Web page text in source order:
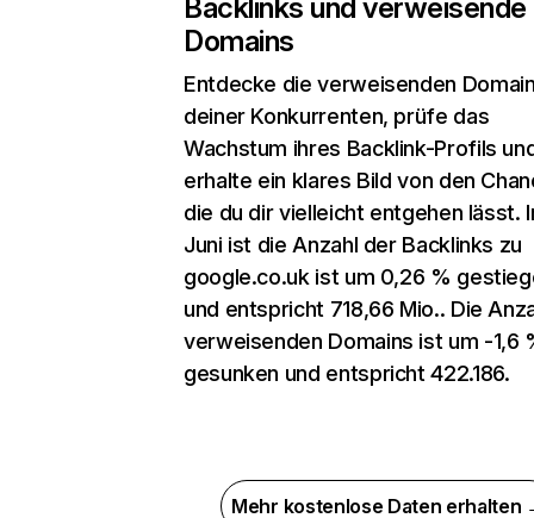
Backlinks und verweisende
Domains
Entdecke die verweisenden
deiner Konkurrenten, prüfe das
Wachstum ihres Backlink-Profils
erhalte ein klares Bild von den
die du dir vielleicht entgehen lässt.
Juni ist die Anzahl der Backlinks zu
google.co.uk ist um 0,26 %
und entspricht 718,66 Mio.. Die
verweisenden Domains ist um -1,6
gesunken und entspricht 422.186.
Mehr kostenlose Daten erhalten